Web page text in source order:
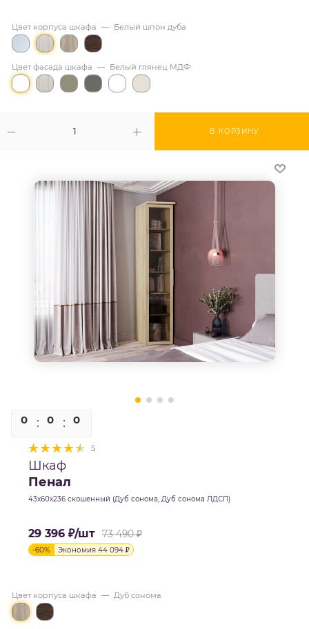
В КОРЗИНУ
Цвет корпуса шкафа — Белый шпон дуба
Цвет фасада шкафа — Белый глянец МДФ
0 0 0
5
Шкаф
Пенал
43х60х236 скошенный (Дуб сонома, Дуб сонома ЛДСП)
29 396 ₽/шт 73 490₽
-60% Экономия 44 094 ₽
Цвет корпуса шкафа — Дуб сонома